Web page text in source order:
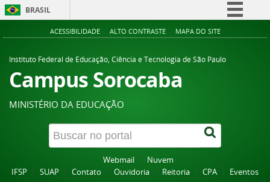
BRASIL
Simplifique!
Acesso à informação
Canais
ACESSIBILIDADE ALTO CONTRASTE MAPA DO SITE
Instituto Federal de Educação, Ciência e Tecnologia de São Paulo
Campus Sorocaba
MINISTÉRIO DA EDUCAÇÃO
Webmail
Nuvem
IFSP
SUAP Contato Ouvidoria Reitoria CPA Eventos